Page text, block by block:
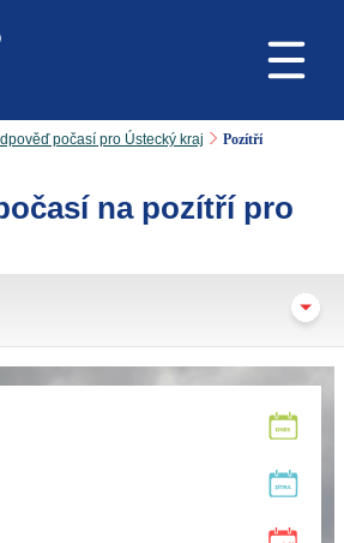
počasí pro Ústecký kraj Pozítří
na pozítří pro